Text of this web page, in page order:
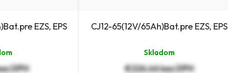
EZS, EPS
DPH
CJ12-65(12V/65Ah)Bat.pre EZS, EPS
Skladom
€226,46 bez DPH